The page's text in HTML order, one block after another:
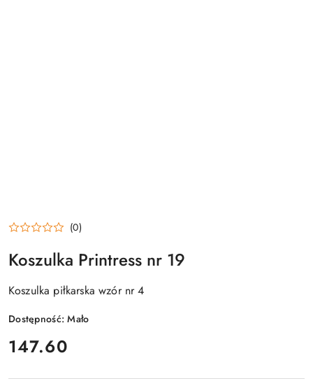
(0)
Koszulka Printress nr 19
Koszulka piłkarska wzór nr 4
Dostępność:Mało
cena:
147.60